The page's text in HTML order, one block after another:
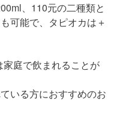
、110元の二種類と
可能で、タピオカは＋
庭で飲まれることが
いる方におすすめのお